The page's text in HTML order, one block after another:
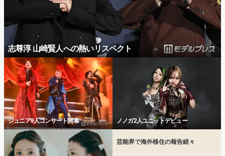
志尊淳 山崎賢人への熱いリスペクト
ジュニア9人コンサート開幕 ノノガ2人ユニットデビュー
芸能界で海外移住の報告続々